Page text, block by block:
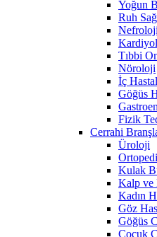
Yoğun
Ruh
Nefroloji
Tıbbi
Nöroloji
İç
Göğüs
Fizik
Cerrahi
Üroloji
Kulak
Kalp ve
Kadın
Göz
Göğüs
Çocuk